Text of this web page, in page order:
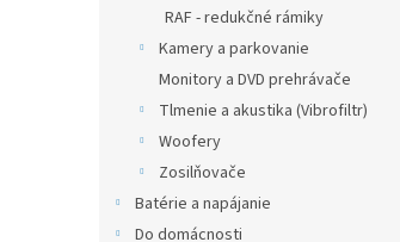
RAF - redukčné rámiky
Kamery a parkovanie
Monitory a DVD prehrávače
Tlmenie a akustika (Vibrofiltr)
Woofery
Zosilňovače
Batérie a napájanie
Do domácnosti